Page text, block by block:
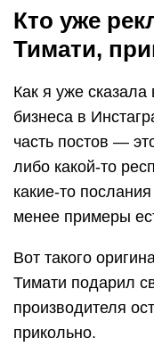
Кто уже
Тимати,
Как я уже
бизнеса в
часть постов —
либо какой-то
какие-то
менее примеры
Вот такого
Тимати подарил
производителя
прикольно.